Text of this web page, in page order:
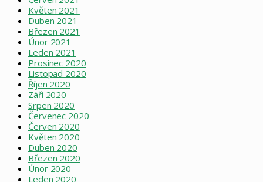
Květen 2021
Duben 2021
Březen 2021
Únor 2021
Leden 2021
Prosinec 2020
Listopad 2020
Říjen 2020
Září 2020
Srpen 2020
Červenec 2020
Červen 2020
Květen 2020
Duben 2020
Březen 2020
Únor 2020
Leden 2020